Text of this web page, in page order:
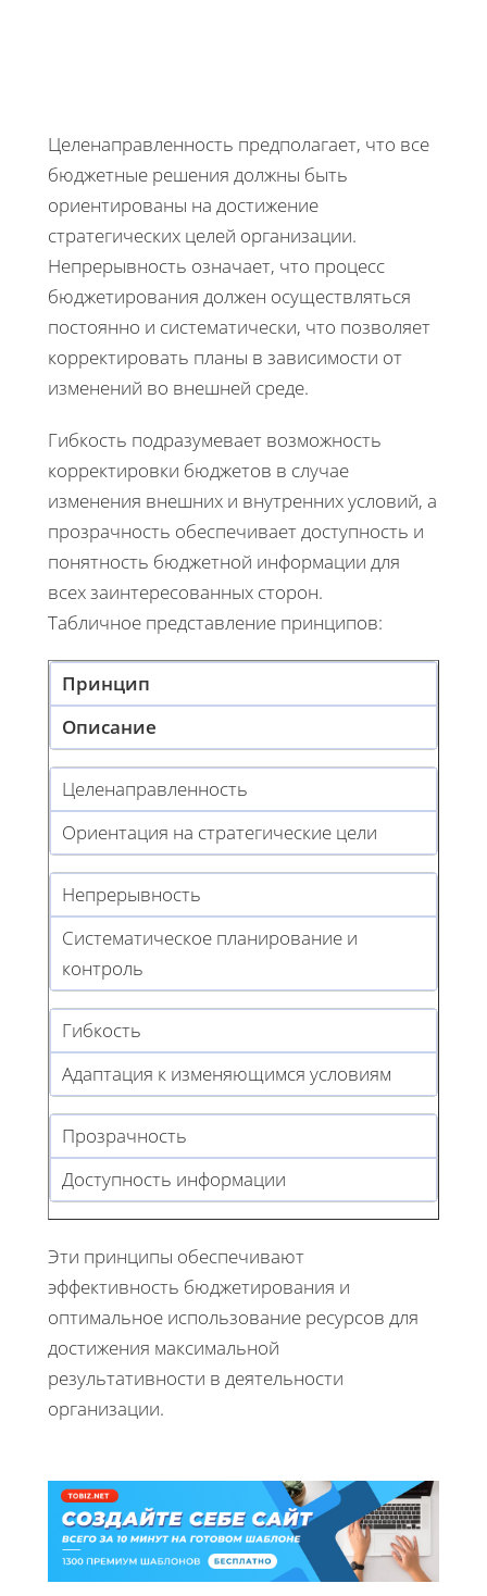
Целенаправленность предполагает, что все
бюджетные решения должны быть
ориентированы на достижение
стратегических целей организации.
Непрерывность означает, что процесс
бюджетирования должен осуществляться
постоянно и систематически, что позволяет
корректировать планы в зависимости от
изменений во внешней среде.
Гибкость подразумевает возможность
корректировки бюджетов в случае
изменения внешних и внутренних условий, а
прозрачность обеспечивает доступность и
понятность бюджетной информации для
всех заинтересованных сторон.
Табличное представление принципов:
Принцип
Описание
Целенаправленность
Ориентация на стратегические цели
Непрерывность
Систематическое планирование и
контроль
Гибкость
Адаптация к изменяющимся условиям
Прозрачность
Доступность информации
Эти принципы обеспечивают
эффективность бюджетирования и
оптимальное использование ресурсов для
достижения максимальной
результативности в деятельности
организации.